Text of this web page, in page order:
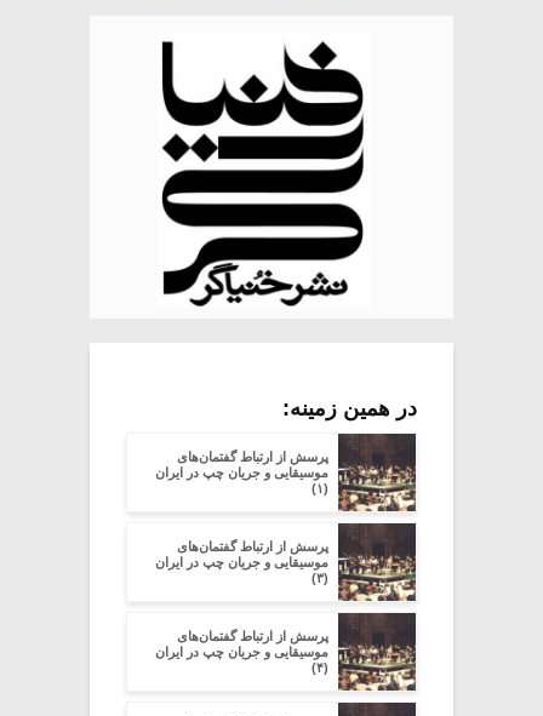
در همین زمینه:
پرسش از ارتباط گفتمان‌های
موسیقایی و جریان چپ در ایران
(۱)
پرسش از ارتباط گفتمان‌های
موسیقایی و جریان چپ در ایران
(۳)
پرسش از ارتباط گفتمان‌های
موسیقایی و جریان چپ در ایران
(۴)